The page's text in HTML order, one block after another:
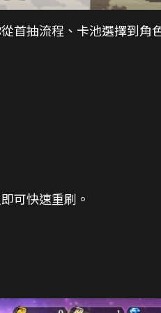
首抽流程、卡池選擇到角
可快速重刷。